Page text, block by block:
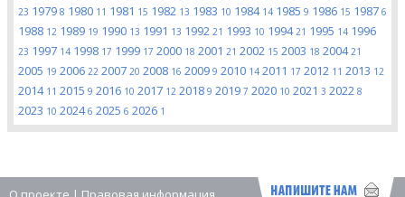
23 1979 8 1980 11 1981 15 1982 13 1983 10 1984 14 1985 9 1986 15 1987 6
1988 12 1989 19 1990 13 1991 13 1992 21 1993 10 199421 1995 14 1996
23 1997 14 1998 17 1999 17 2000 18 2001 21 2002 15 2003 18 200421
2005 19 2006 22 2007 20 2008 16 2009 9 2010 14 2011 17 2012 11 2013 12
2014 11 2015 9 2016 10 2017 12 2018 9 2019 7 2020 10 2021 3 2022 8
2023 10 20246 2025 6 2026 1